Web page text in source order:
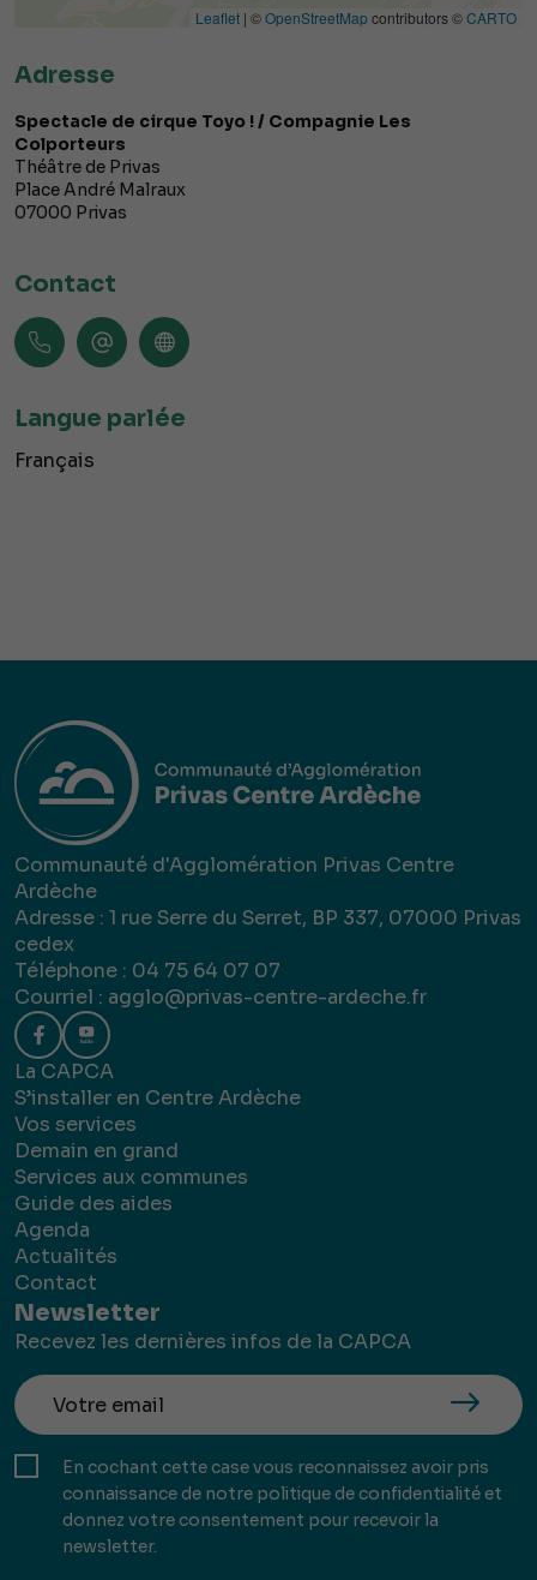
Leaflet | ©OpenStreetMapcontributors ©CARTO
Adresse
Spectacle de cirque Toyo ! / Compagnie Les
Colporteurs
Théâtre de Privas
Place André Malraux
07000 Privas
Contact
Langue parlée
Français
Communauté d'Agglomération Privas Centre
Ardèche
Adresse : 1 rue Serre du Serret, BP 337, 07000 Privas
cedex
Téléphone : 04 75 64 07 07
Courriel : agglo@privas-centre-ardeche.fr
La CAPCA
S’installer en Centre Ardèche
Vos services
Demain en grand
Services aux communes
Guide des aides
Agenda
Actualités
Contact
Newsletter
Recevez les dernières infos de la CAPCA
En cochant cette case vous reconnaissez avoir pris
connaissance de notre politique de confidentialité et
donnez votre consentement pour recevoir la
newsletter.